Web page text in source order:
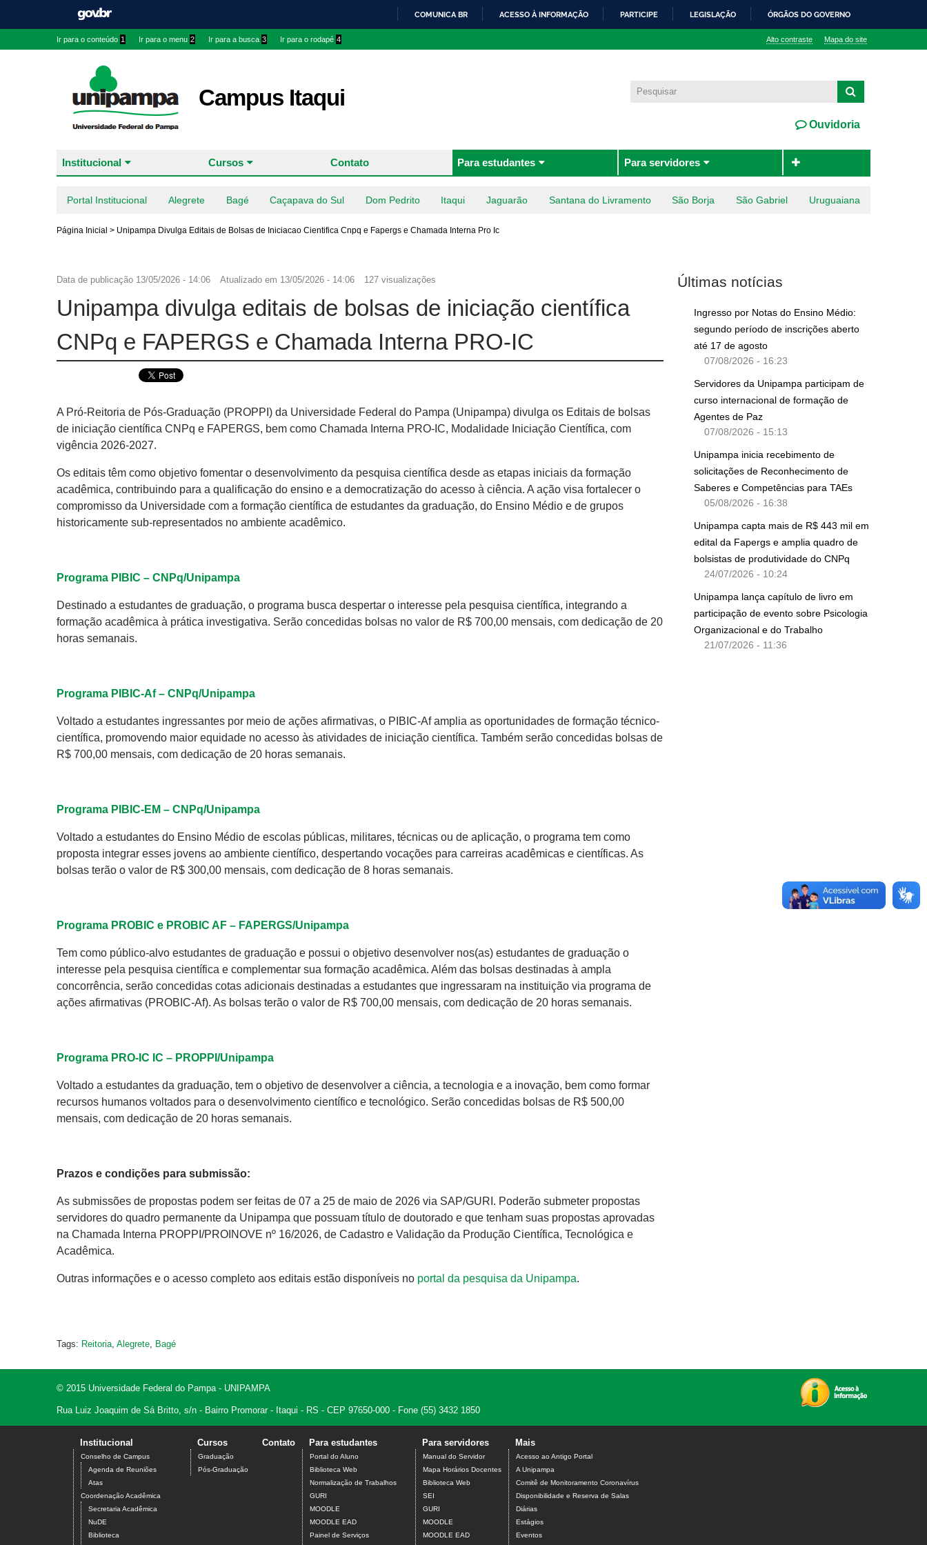
COMUNICA BR ACESSO À INFORMAÇÃO PARTICIPE LEGISLAÇÃO ÓRGÃOS DO GOVERNO
Ir para o conteúdo 1 Ir para o menu 2 Ir para a busca 3 Ir para o rodapé 4 Alto contraste Mapa do site
Campus Itaqui
Ouvidoria
Institucional Cursos Contato Para estudantes Para servidores
Portal Institucional Alegrete Bagé Caçapava do Sul Dom Pedrito Itaqui Jaguarão Santana do Livramento São Borja São Gabriel Uruguaiana
Página Inicial > Unipampa Divulga Editais de Bolsas de Iniciacao Cientifica Cnpq e Fapergs e Chamada Interna Pro Ic
Data de publicação 13/05/2026 - 14:06 Atualizado em 13/05/2026 - 14:06 127 visualizações
Unipampa divulga editais de bolsas de iniciação científica
CNPq e FAPERGS e Chamada Interna PRO-IC
A Pró-Reitoria de Pós-Graduação (PROPPI) da Universidade Federal do Pampa (Unipampa) divulga os Editais de bolsas
de iniciação científica CNPq e FAPERGS, bem como Chamada Interna PRO-IC, Modalidade Iniciação Científica, com
vigência 2026-2027.
Os editais têm como objetivo fomentar o desenvolvimento da pesquisa científica desde as etapas iniciais da formação
acadêmica, contribuindo para a qualificação do ensino e a democratização do acesso à ciência. A ação visa fortalecer o
compromisso da Universidade com a formação científica de estudantes da graduação, do Ensino Médio e de grupos
historicamente sub-representados no ambiente acadêmico.
Programa PIBIC – CNPq/Unipampa
Destinado a estudantes de graduação, o programa busca despertar o interesse pela pesquisa científica, integrando a
formação acadêmica à prática investigativa. Serão concedidas bolsas no valor de R$ 700,00 mensais, com dedicação de 20
horas semanais.
Programa PIBIC-Af – CNPq/Unipampa
Voltado a estudantes ingressantes por meio de ações afirmativas, o PIBIC-Af amplia as oportunidades de formação técnico-
científica, promovendo maior equidade no acesso às atividades de iniciação científica. Também serão concedidas bolsas de
R$ 700,00 mensais, com dedicação de 20 horas semanais.
Programa PIBIC-EM – CNPq/Unipampa
Voltado a estudantes do Ensino Médio de escolas públicas, militares, técnicas ou de aplicação, o programa tem como
proposta integrar esses jovens ao ambiente científico, despertando vocações para carreiras acadêmicas e científicas. As
bolsas terão o valor de R$ 300,00 mensais, com dedicação de 8 horas semanais.
Programa PROBIC e PROBIC AF – FAPERGS/Unipampa
Tem como público-alvo estudantes de graduação e possui o objetivo desenvolver nos(as) estudantes de graduação o
interesse pela pesquisa científica e complementar sua formação acadêmica. Além das bolsas destinadas à ampla
concorrência, serão concedidas cotas adicionais destinadas a estudantes que ingressaram na instituição via programa de
ações afirmativas (PROBIC-Af). As bolsas terão o valor de R$ 700,00 mensais, com dedicação de 20 horas semanais.
Programa PRO-IC IC – PROPPI/Unipampa
Voltado a estudantes da graduação, tem o objetivo de desenvolver a ciência, a tecnologia e a inovação, bem como formar
recursos humanos voltados para o desenvolvimento científico e tecnológico. Serão concedidas bolsas de R$ 500,00
mensais, com dedicação de 20 horas semanais.
Prazos e condições para submissão:
As submissões de propostas podem ser feitas de 07 a 25 de maio de 2026 via SAP/GURI. Poderão submeter propostas
servidores do quadro permanente da Unipampa que possuam título de doutorado e que tenham suas propostas aprovadas
na Chamada Interna PROPPI/PROINOVE nº 16/2026, de Cadastro e Validação da Produção Científica, Tecnológica e
Acadêmica.
Outras informações e o acesso completo aos editais estão disponíveis no portal da pesquisa da Unipampa.
Tags: Reitoria Alegrete Bagé
Últimas notícias
Ingresso por Notas do Ensino Médio:
segundo período de inscrições aberto
até 17 de agosto
07/08/2026 - 16:23
Servidores da Unipampa participam de
curso internacional de formação de
Agentes de Paz
07/08/2026 - 15:13
Unipampa inicia recebimento de
solicitações de Reconhecimento de
Saberes e Competências para TAEs
05/08/2026 - 16:38
Unipampa capta mais de R$ 443 mil em
edital da Fapergs e amplia quadro de
bolsistas de produtividade do CNPq
24/07/2026 - 10:24
Unipampa lança capítulo de livro em
participação de evento sobre Psicologia
Organizacional e do Trabalho
21/07/2026 - 11:36
© 2015 Universidade Federal do Pampa - UNIPAMPA
Rua Luiz Joaquim de Sá Britto, s/n - Bairro Promorar - Itaqui - RS - CEP 97650-000 - Fone (55) 3432 1850
Institucional
Conselho de Campus
Agenda de Reuniões
Atas
Coordenação Acadêmica
Secretaria Acadêmica
NuDE
Biblioteca
Cursos
Graduação
Pós-Graduação
Contato Para estudantes
Portal do Aluno
Biblioteca Web
Normalização de Trabalhos
GURI
MOODLE
MOODLE EAD
Painel de Serviços
Para servidores
Manual do Servidor
Mapa Horários Docentes
Biblioteca Web
SEI
GURI
MOODLE
MOODLE EAD
Mais
Acesso ao Antigo Portal
A Unipampa
Comitê de Monitoramento Coronavírus
Disponibilidade e Reserva de Salas
Diárias
Estágios
Eventos